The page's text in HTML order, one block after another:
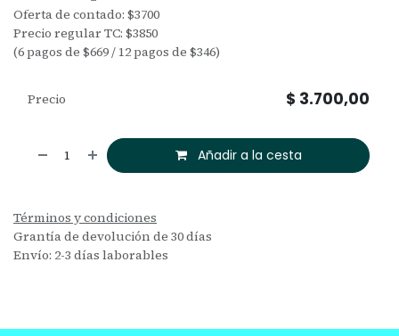
Oferta de contado: $3700
Precio regular TC: $3850
(6 pagos de $669 / 12 pagos de $346)
Añadir a la cesta
Precio $ 3.700,00
Términos y condiciones
Grantía de devolución de 30 días
Envío: 2-3 días laborables